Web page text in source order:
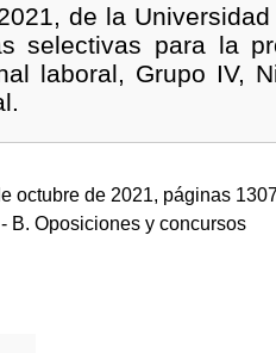
de la
selectivas para la
laboral, Grupo IV,
octubre de 2021, páginas
- B. Oposiciones y concursos